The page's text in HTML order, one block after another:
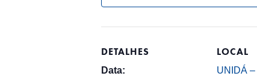
DETALHES
Data:
LOCAL
UNIDÁ